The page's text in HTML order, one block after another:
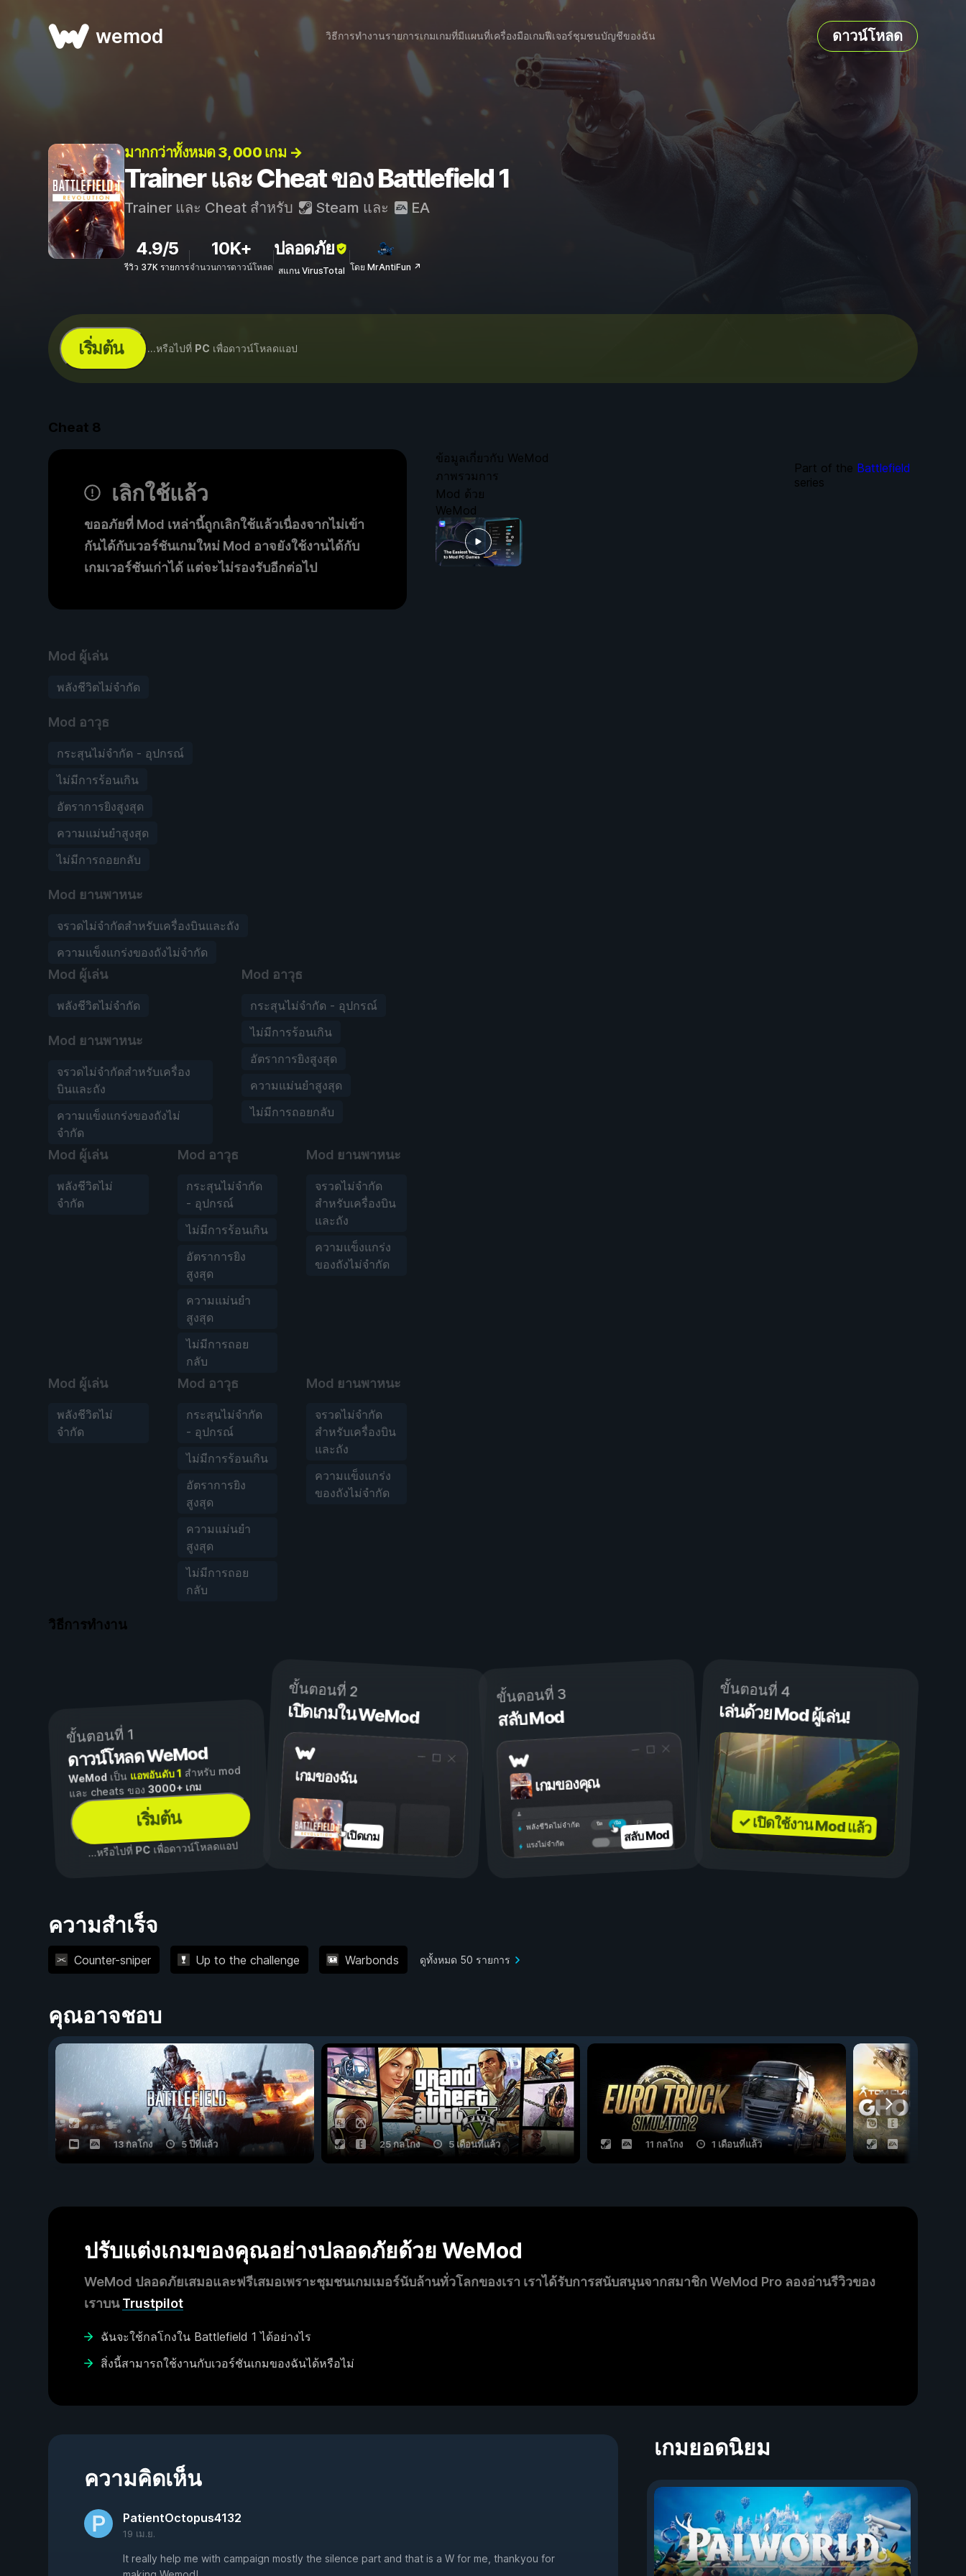
wemod วิธีการทำงานรายการเกมเกมที่มีแผนที่เครื่องมือเกมฟีเจอร์ชุมชนบัญชีของฉัน ดาวน์โหลด
มากกว่าทั้งหมด 3, 000 เกม →
Trainer และ Cheat ของ Battlefield 1
Trainer และ Cheat สำหรับ Steam และ EA
4.9/5
รีวิว 37K รายการ
10K+
จำนวนการดาวน์โหลด
ปลอดภัย
สแกน VirusTotal โดย MrAntiFun ↗
เริ่มต้น ...หรือไปที่ PC เพื่อดาวน์โหลดแอป
Cheat 8
เลิกใช้แล้ว
ขออภัยที่ Mod เหล่านี้ถูกเลิกใช้แล้วเนื่องจากไม่เข้า
กันได้กับเวอร์ชันเกมใหม่ Mod อาจยังใช้งานได้กับ
เกมเวอร์ชันเก่าได้ แต่จะไม่รองรับอีกต่อไป
Mod ผู้เล่น
พลังชีวิตไม่จำกัด
Mod อาวุธ
กระสุนไม่จำกัด - อุปกรณ์
ไม่มีการร้อนเกิน
อัตราการยิงสูงสุด
ความแม่นยำสูงสุด
ไม่มีการถอยกลับ
Mod ยานพาหนะ
จรวดไม่จำกัดสำหรับเครื่องบินและถัง
ความแข็งแกร่งของถังไม่จำกัด
Mod ผู้เล่น
พลังชีวิตไม่จำกัด
Mod ยานพาหนะ
จรวดไม่จำกัดสำหรับเครื่อง
บินและถัง
ความแข็งแกร่งของถังไม่
จำกัด
Mod อาวุธ
กระสุนไม่จำกัด - อุปกรณ์
ไม่มีการร้อนเกิน
อัตราการยิงสูงสุด
ความแม่นยำสูงสุด
ไม่มีการถอยกลับ
Mod ผู้เล่น
พลังชีวิตไม่
จำกัด
Mod อาวุธ
กระสุนไม่จำกัด
- อุปกรณ์
ไม่มีการร้อนเกิน
อัตราการยิง
สูงสุด
ความแม่นยำ
สูงสุด
ไม่มีการถอย
กลับ
Mod ยานพาหนะ
จรวดไม่จำกัด
สำหรับเครื่องบิน
และถัง
ความแข็งแกร่ง
ของถังไม่จำกัด
Mod ผู้เล่น
พลังชีวิตไม่
จำกัด
Mod อาวุธ
กระสุนไม่จำกัด
- อุปกรณ์
ไม่มีการร้อนเกิน
อัตราการยิง
สูงสุด
ความแม่นยำ
สูงสุด
ไม่มีการถอย
กลับ
Mod ยานพาหนะ
จรวดไม่จำกัด
สำหรับเครื่องบิน
และถัง
ความแข็งแกร่ง
ของถังไม่จำกัด
ข้อมูลเกี่ยวกับ WeMod
ภาพรวมการ
Mod ด้วย
WeMod
Part of the Battlefield
series
วิธีการทำงาน
ขั้นตอนที่ 1
ดาวน์โหลด WeMod
WeModเป็น แอพอันดับ 1 สำหรับ mod
และ cheats ของ3000+ เกม
เริ่มต้น
...หรือไปที่ PCเพื่อดาวน์โหลดแอป
ขั้นตอนที่ 2
เปิดเกมใน WeMod
เกมของฉัน
เปิดเกม
ขั้นตอนที่ 3
สลับ Mod
เกมของคุณ
เปิด
ปิด
พลังชีวิตไม่จำกัด
แรงไม่จำกัด สลับ Mod
ขั้นตอนที่ 4
เล่นด้วย Mod ผู้เล่น!
✓ เปิดใช้งาน Mod แล้ว
ความสำเร็จ
Counter-sniper Up to the challenge Warbonds ดูทั้งหมด 50 รายการ
คุณอาจชอบ
13 กลโกง 5 ปีที่แล้ว 25 กลโกง 5 เดือนที่แล้ว 11 กลโกง 1 เดือนที่แล้ว
ปรับแต่งเกมของคุณอย่างปลอดภัยด้วย WeMod
WeMod ปลอดภัยเสมอและฟรีเสมอเพราะชุมชนเกมเมอร์นับล้านทั่วโลกของเรา เราได้รับการสนับสนุนจากสมาชิก WeMod Pro ลองอ่านรีวิวของ
เราบนTrustpilot
ฉันจะใช้กลโกงใน Battlefield 1 ได้อย่างไร
สิ่งนี้สามารถใช้งานกับเวอร์ชันเกมของฉันได้หรือไม่
ความคิดเห็น
PatientOctopus4132
19 เม.ย.
It really help me with campaign mostly the silence part and that is a W for me, thankyou for
เกมยอดนิยม